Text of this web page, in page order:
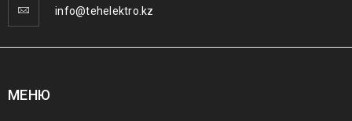
info@tehelektro.kz
МЕНЮ